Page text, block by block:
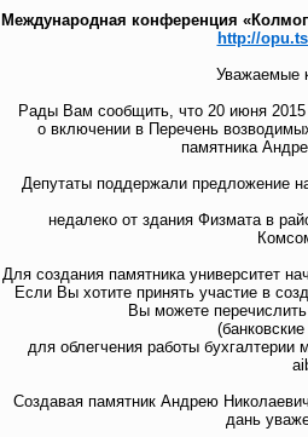
Международная конференция
http://
Уважаемые
Рады Вам сообщить, что 20 июня 2015
о включении в Перечень
памятника
Депутаты поддержали предложение
недалеко от здания Физмата в
Для создания памятника университет
Если Вы хотите принять участие в
Вы можете
для облегчения работы бухгалтерии
Создавая памятник Андрею
дань